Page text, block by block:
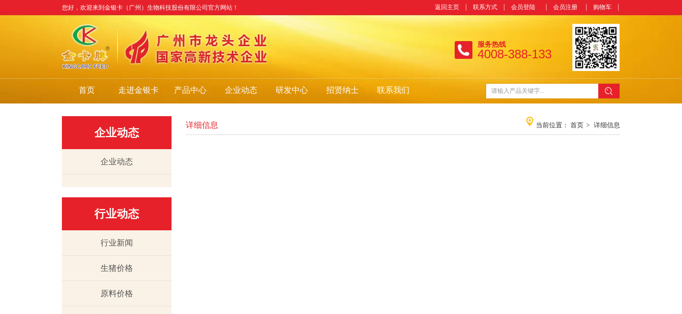
服务热线
4008-388-133
首页 走进金银卡 产品中心 企业动态 研发中心 招贤纳士 联系我们
您好，欢迎来到金银卡（广州）生物科技股份有限公司官方网站！ 返回主页 联系方式 会员登陆 会员注册 购物车
企业动态
企业动态
行业动态
行业新闻
生猪价格
原料价格
详细信息 当前位置： 首页 > 详细信息